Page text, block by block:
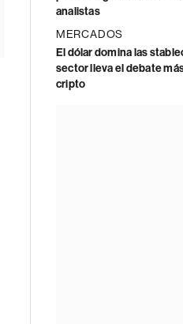
analistas
MERCADOS
El dólar domina las
sector lleva el debate
cripto